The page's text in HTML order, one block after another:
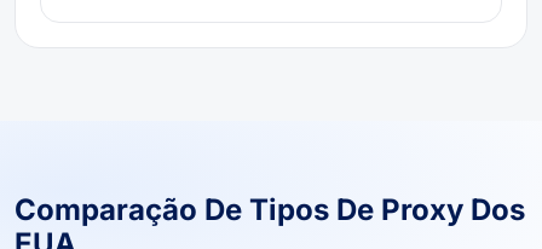
Comparação De Tipos De Proxy Dos